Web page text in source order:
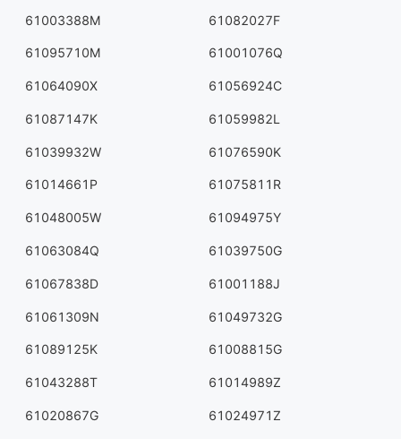
61003388M 61082027F
61095710M 61001076Q
61064090X 61056924C
61087147K 61059982L
61039932W 61076590K
61014661P 61075811R
61048005W 61094975Y
61063084Q 61039750G
61067838D 61001188J
61061309N 61049732G
61089125K 61008815G
61043288T 61014989Z
61020867G 61024971Z